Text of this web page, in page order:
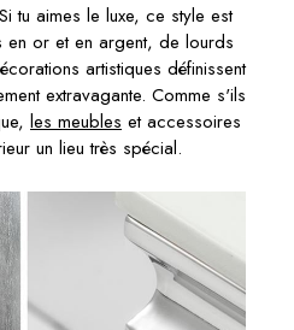
tu aimes le luxe, ce style est
or et en argent, de lourds
artistiques définissent
extravagante. Comme s'ils
les meubles et accessoires
un lieu très spécial.